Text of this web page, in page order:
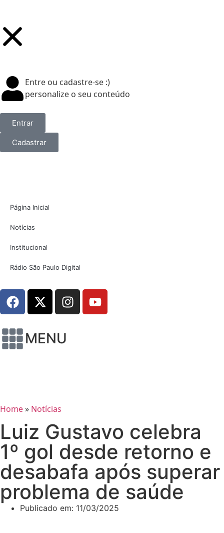
Entre ou cadastre-se :)
personalize o seu conteúdo
Entrar
Cadastrar
Página Inicial
Notícias
Institucional
Rádio São Paulo Digital
MENU
Home» Notícias
Luiz Gustavo celebra
1º gol desde retorno e
desabafa após superar
problema de saúde
Publicado em: 11/03/2025